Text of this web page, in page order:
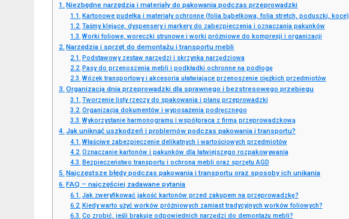
Niezbędne narzędzia i materiały do pakowania podczas przeprowadzki
Kartonowe pudełka i materiały ochronne (folia bąbelkowa, folia stretch, poduszki, koce)
Taśmy klejące, dyspensery i markery do zabezpieczenia i oznaczania pakunków
Worki foliowe, woreczki strunowe i worki próżniowe do kompresji i organizacji
Narzędzia i sprzęt do demontażu i transportu mebli
Podstawowy zestaw narzędzi i skrzynka narzędziowa
Pasy do przenoszenia mebli i podkładki ochronne na podłogę
Wózek transportowy i akcesoria ułatwiające przenoszenie ciężkich przedmiotów
Organizacja dnia przeprowadzki dla sprawnego i bezstresowego przebiegu
Tworzenie listy rzeczy do spakowania i planu przeprowadzki
Organizacja dokumentów i wyposażenia podręcznego
Wykorzystanie harmonogramu i współpraca z firmą przeprowadzkową
Jak uniknąć uszkodzeń i problemów podczas pakowania i transportu?
Właściwe zabezpieczenie delikatnych i wartościowych przedmiotów
Oznaczanie kartonów i pakunków dla łatwiejszego rozpakowywania
Bezpieczeństwo transportu i ochrona mebli oraz sprzętu AGD
Najczęstsze błędy podczas pakowania i transportu oraz sposoby ich unikania
FAQ – najczęściej zadawane pytania
Jak zweryfikować jakość kartonów przed zakupem na przeprowadzkę?
Kiedy warto użyć worków próżniowych zamiast tradycyjnych worków foliowych?
Co zrobić, jeśli brakuje odpowiednich narzędzi do demontażu mebli?